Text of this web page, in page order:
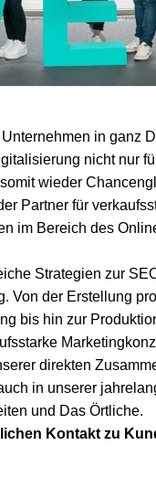
in ganz
nicht nur
wieder
Partner für
im Bereich des
Strategien zur
Von der Erstellung
bis hin zur
direkten
in unserer
und Das Örtliche.
Kontakt zu